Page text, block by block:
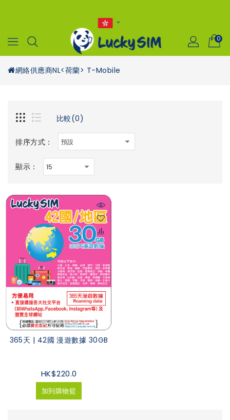
0
網絡供應商NL<荷蘭> T-Mobile
比較(0)
排序方式：
顯示：
365天 | 42國 漫遊數據 30GB
HK$220.0
加到購物籃